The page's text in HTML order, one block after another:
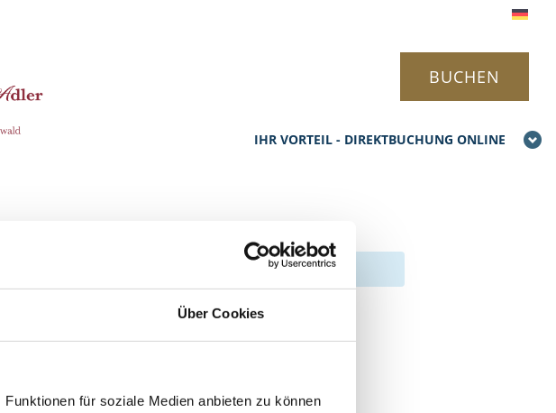
Über Cookies
für soziale Medien anbieten zu können
IHR VORTEIL - DIREKTBUCHUNG ONLINE
BUCHEN
mit Esther